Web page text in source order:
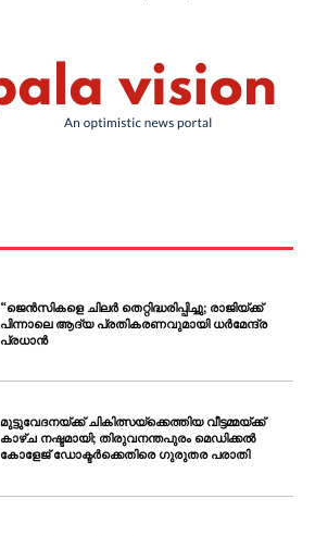
“ജെൻസികളെ ചിലർ തെറ്റിദ്ധരിപ്പിച്ചു; രാജിയ്ക്ക്
പിന്നാലെ ആദ്യ പ്രതികരണവുമായി ധർമേന്ദ്ര
പ്രധാൻ
മുട്ടുവേദനയ്ക്ക് ചികിത്സയ്‌ക്കെത്തിയ വീട്ടമ്മയ്ക്ക്
കാഴ്ച നഷ്ടമായി; തിരുവനന്തപുരം മെഡിക്കൽ
കോളേജ് ഡോക്ടർക്കെതിരെ ഗുരുതര പരാതി